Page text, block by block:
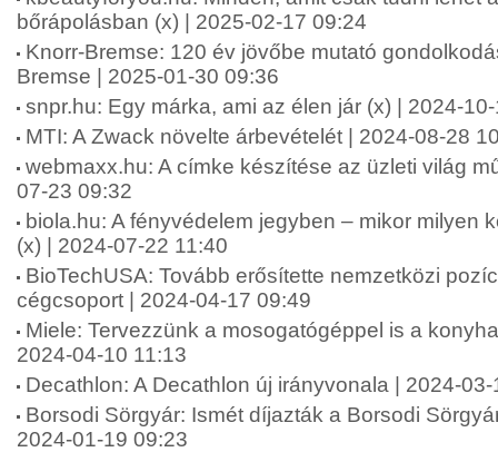
bőrápolásban (x) | 2025-02-17 09:24
Knorr-Bremse: 120 év jövőbe mutató
Bremse | 2025-01-30 09:36
snpr.hu: Egy márka, ami az élen jár (x) | 2024-
MTI: A Zwack növelte árbevételét | 2024-08-28
webmaxx.hu: A címke készítése az üzleti világ
07-23 09:32
biola.hu: A fényvédelem jegyben – mikor milyen
(x) | 2024-07-22 11:40
BioTechUSA: Tovább erősítette nemzetközi
cégcsoport | 2024-04-17 09:49
Miele: Tervezzünk a mosogatógéppel is a
2024-04-10 11:13
Decathlon: A Decathlon új irányvonala | 2024-
Borsodi Sörgyár: Ismét díjazták a Borsodi
2024-01-19 09:23